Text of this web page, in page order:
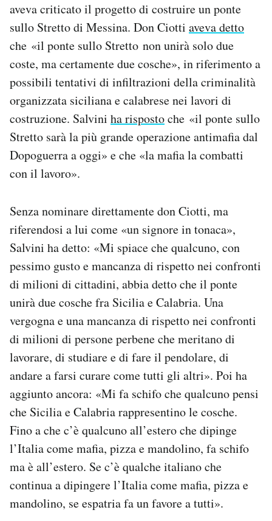
Hai bisogno di aiuto?
Esci
aveva criticato il progetto di costruire un ponte
sullo Stretto di Messina. Don Ciotti aveva detto
che «il ponte sullo Stretto non unirà solo due
coste, ma certamente due cosche», in riferimento a
possibili tentativi di infiltrazioni della criminalità
organizzata siciliana e calabrese nei lavori di
costruzione. Salvini ha rispostoche «il ponte sullo
Stretto sarà la più grande operazione antimafia dal
Dopoguerra a oggi» e che «la mafia la combatti
con il lavoro».
Senza nominare direttamente don Ciotti, ma
riferendosi a lui come «un signore in tonaca»,
Salvini ha detto: «Mi spiace che qualcuno, con
pessimo gusto e mancanza di rispetto nei confronti
di milioni di cittadini, abbia detto che il ponte
unirà due cosche fra Sicilia e Calabria. Una
vergogna e una mancanza di rispetto nei confronti
di milioni di persone perbene che meritano di
lavorare, di studiare e di fare il pendolare, di
andare a farsi curare come tutti gli altri». Poi ha
aggiunto ancora: «Mi fa schifo che qualcuno pensi
che Sicilia e Calabria rappresentino le cosche.
Fino a che c’è qualcuno all’estero che dipinge
l’Italia come mafia, pizza e mandolino, fa schifo
ma è all’estero. Se c’è qualche italiano che
continua a dipingere l’Italia come mafia, pizza e
mandolino, se espatria fa un favore a tutti».